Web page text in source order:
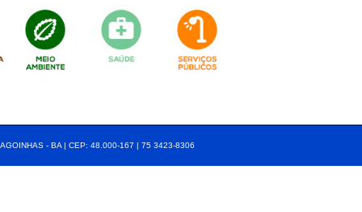
- BA | CEP: 48.000-167 | 75 3423-8306⠀⠀⠀⠀⠀⠀⠀⠀⠀⠀